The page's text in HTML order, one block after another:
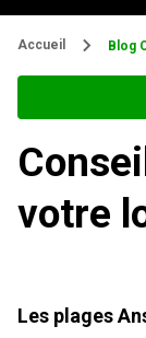
Accueil Blog
votre
Les plages